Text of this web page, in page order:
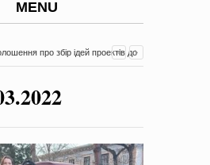
MENU
про збір ідей проектів до
роки Оголошення про збір ідей